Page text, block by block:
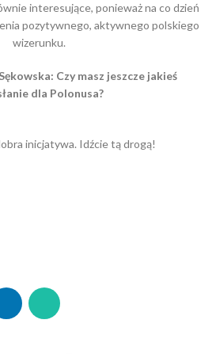
interesujące, ponieważ na co dzień
pozytywnego, aktywnego polskiego
wizerunku.
Czy masz jeszcze jakieś
dla Polonusa?
inicjatywa. Idźcie tą drogą!